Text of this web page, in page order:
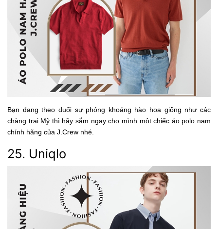
Bạn đang theo đuổi sự phóng khoáng hào hoa giống như các
chàng trai Mỹ thì hãy sắm ngay cho mình một chiếc áo polo nam
chính hãng của J.Crew nhé.
25. Uniqlo